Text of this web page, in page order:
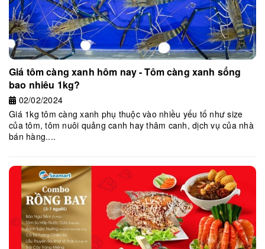
Giá tôm càng xanh hôm nay - Tôm càng xanh sống
bao nhiêu 1kg?
02/02/2024
Giá 1kg tôm càng xanh phụ thuộc vào nhiều yếu tố như size
của tôm, tôm nuôi quảng canh hay thâm canh, dịch vụ của nhà
bán hàng....